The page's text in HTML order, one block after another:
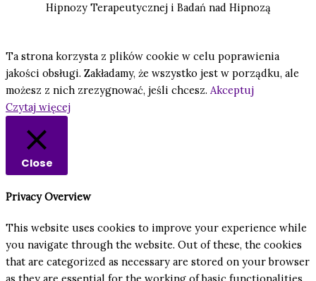
Hipnozy Terapeutycznej i Badań nad Hipnozą
Ta strona korzysta z plików cookie w celu poprawienia
jakości obsługi. Zakładamy, że wszystko jest w porządku, ale
możesz z nich zrezygnować, jeśli chcesz. Akceptuj
Czytaj więcej
Close
Privacy Overview
This website uses cookies to improve your experience while
you navigate through the website. Out of these, the cookies
that are categorized as necessary are stored on your browser